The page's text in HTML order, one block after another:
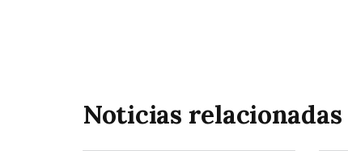
Noticias relacionadas